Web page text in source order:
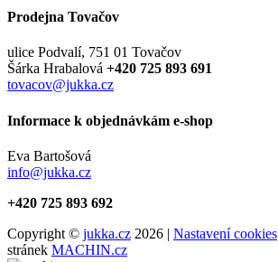
Prodejna Tovačov
ulice Podvalí, 751 01 Tovačov
Šárka Hrabalová +420 725 893 691
tovacov@jukka.cz
Informace k objednávkám e-shop
Eva Bartošová
info@jukka.cz
+420 725 893 692
Copyright © jukka.cz 2026 | Nastavení cookies
stránek MACHIN.cz